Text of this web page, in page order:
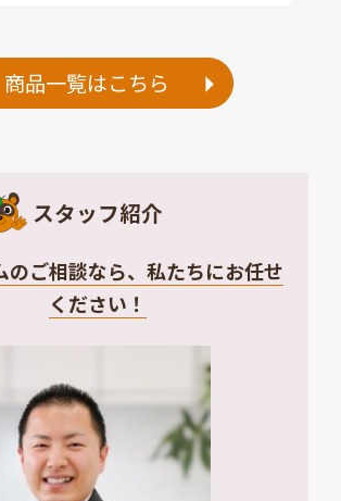
商品一覧はこちら
スタッフ紹介
のご相談なら、私たちにお任せ
ください！